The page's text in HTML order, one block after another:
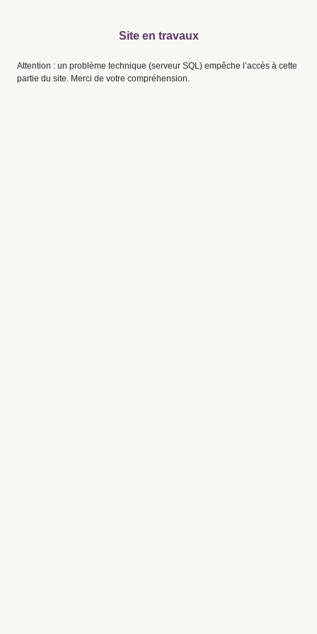
Site en travaux
Attention : un problème technique (serveur SQL) empêche l’accès à cette
partie du site. Merci de votre compréhension.